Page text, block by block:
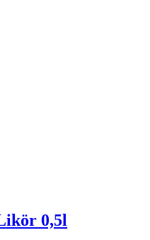
0,5l